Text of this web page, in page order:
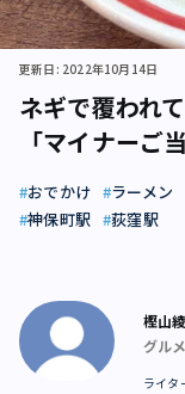
ネギで覆われ
「マイナーご
更新日: 2022年10月14日
おでかけ ラーメン
神保町駅
荻窪駅
樫山
グル
ライタ